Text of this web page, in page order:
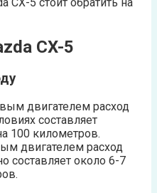
CX-5
двигателем расход
составляет
100 километров.
двигателем расход
составляет около 6-7